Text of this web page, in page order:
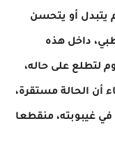
يتبدل أو يتحسن
داخل هذه
لتطلع على حاله،
أن الحالة مستقرة،
غيبوبته، منقطعا